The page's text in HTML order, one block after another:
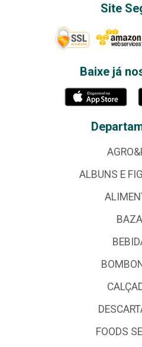
Site
Baixe já
ALBUNS E
FOODS